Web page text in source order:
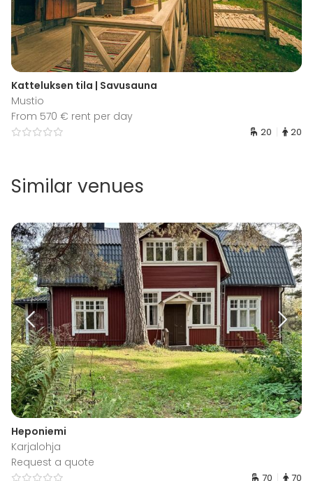
Katteluksen tila | Savusauna
Mustio
From 570 € rent per day
20 20
Similar venues
Heponiemi
Karjalohja
Request a quote
70 70